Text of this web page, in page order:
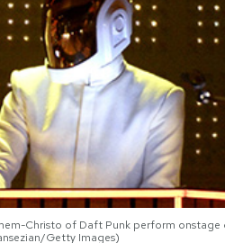
Christo of Daft Punk perform
Getty Images)